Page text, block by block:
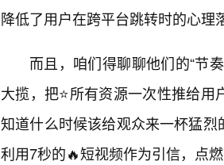
降低了用户在跨平台跳转时的心理
而且，咱们得聊聊他们的“节
大揽，把⭐所有资源一次性推给
知道什么时候该给观众来一杯猛
利用7秒的🔥短视频作为引信，点